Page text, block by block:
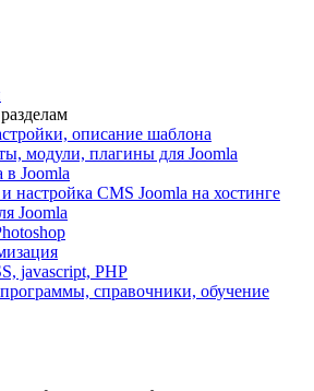
описание шаблона
модули, плагины для Joomla
в Joomla
настройка CMS Joomla на хостинге
Joomla
javascript, PHP
справочники, обучение